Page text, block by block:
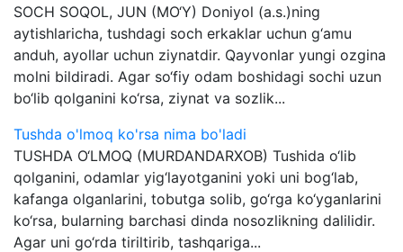
SOCH SOQOL, JUN (MO‘Y) Doniyol (a.s.)ning
aytishlaricha, tushdagi soch erkaklar uchun g‘amu
anduh, ayollar uchun ziynatdir. Qayvonlar yungi ozgina
molni bildiradi. Agar so‘fiy odam boshidagi sochi uzun
bo‘lib qolganini ko‘rsa, ziynat va sozlik...
Tushda o'lmoq ko'rsa nima bo'ladi
TUSHDA O‘LMOQ (MURDANDARXOB) Tushida o‘lib
qolganini, odamlar yig‘layotganini yoki uni bog‘lab,
kafanga olganlarini, tobutga solib, go‘rga ko‘yganlarini
ko‘rsa, bularning barchasi dinda nosozlikning dalilidir.
Agar uni go‘rda tiriltirib, tashqariga...